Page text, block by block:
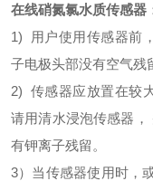
在线硝氮氯水质传感器
1) 用户使用传感器前
子电极头部没有空气残
2) 传感器应放置在较
请用清水浸泡传感器，
有钾离子残留。
3）当传感器使用时，